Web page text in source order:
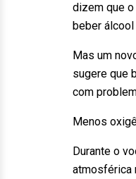
dizem que o
beber álcool
Mas um
sugere que
com
Menos
Durante o
atmosférica